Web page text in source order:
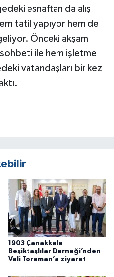
esnaftan da alış
tatil yapıyor hem de
Önceki akşam
ile hem işletme
vatandaşları bir kez
1903 Çanakkale
Beşiktaşlılar Derneği’nden
Vali Toraman’a ziyaret